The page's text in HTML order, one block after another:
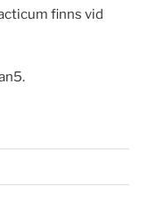
finns vid